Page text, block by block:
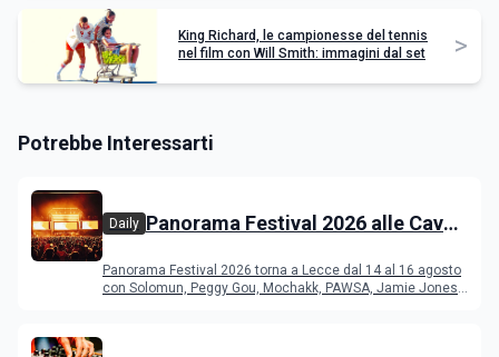
King Richard, le campionesse del tennis
nel film con Will Smith: immagini dal set
>
Potrebbe Interessarti
Daily Panorama Festival 2026 alle Cave
programma
Panorama Festival 2026 torna a Lecce dal 14 al 16 agosto
con Solomun, Peggy Gou, Mochakk, PAWSA, Jamie Jones